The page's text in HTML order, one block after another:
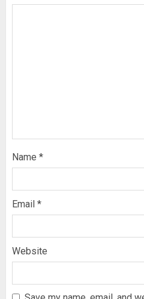
Name *
Email *
Website